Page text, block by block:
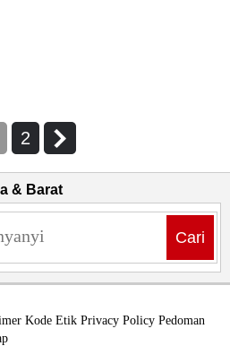
2
& Barat
Cari
Kode Etik Privacy Policy Pedoman